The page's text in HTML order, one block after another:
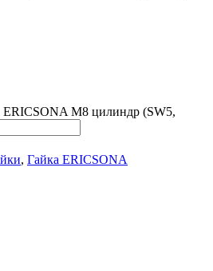
ERICSONA М8 цилиндр (SW5,
, Гайка ERICSONA